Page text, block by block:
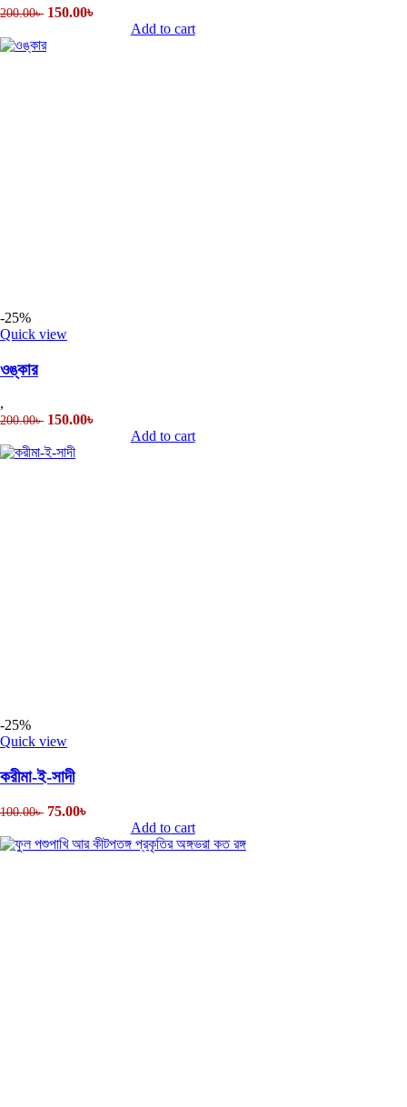
200.00৳ 150.00৳
Add to cart
-25%
Quick view
ওঙ্কার
,
200.00৳ 150.00৳
Add to cart
-25%
Quick view
করীমা-ই-সাদী
100.00৳ 75.00৳
Add to cart